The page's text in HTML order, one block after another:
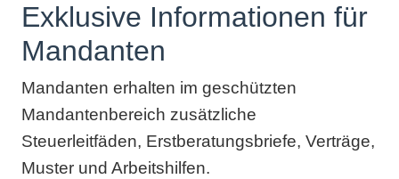
Exklusive Informationen für
Mandanten
Mandanten erhalten im geschützten
Mandantenbereich zusätzliche
Steuerleitfäden, Erstberatungsbriefe, Verträge,
Muster und Arbeitshilfen.